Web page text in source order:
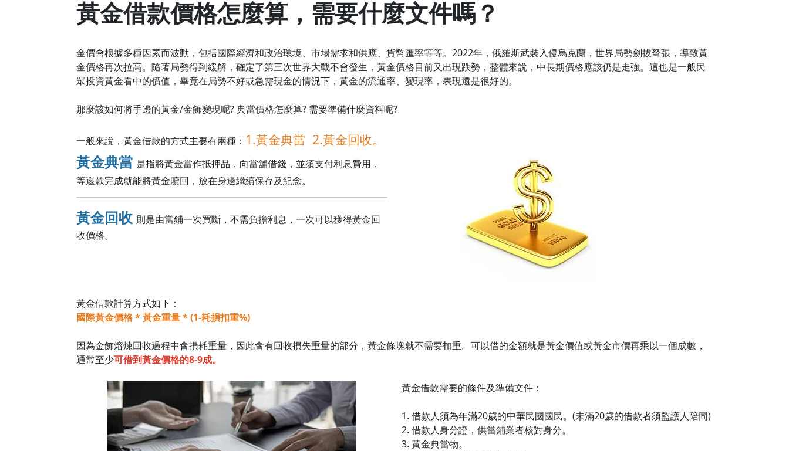
黃金借款價格怎麼算，需要什麼文件嗎？
金價會根據多種因素而波動，包括國際經濟和政治環境、市場需求和供應、貨幣匯率等等。2022年，俄羅斯武裝入侵烏克蘭，世界局勢劍拔弩張，導致黃
金價格再次拉高。隨著局勢得到緩解，確定了第三次世界大戰不會發生，黃金價格目前又出現跌勢，整體來說，中長期價格應該仍是走強。這也是一般民
眾投資黃金看中的價值，畢竟在局勢不好或急需現金的情況下，黃金的流通率、變現率，表現還是很好的。
那麼該如何將手邊的黃金/金飾變現呢? 典當價格怎麼算? 需要準備什麼資料呢?
一般來說，黃金借款的方式主要有兩種： 1.黃金典當 2.黃金回收。
黃金典當 是指將黃金當作抵押品，向當舖借錢，並須支付利息費用，
等還款完成就能將黃金贖回，放在身邊繼續保存及紀念。
黃金回收 則是由當鋪一次買斷，不需負擔利息，一次可以獲得黃金回
收價格。
黃金借款計算方式如下：
國際黃金價格 * 黃金重量 * (1-耗損扣重%)
因為金飾熔煉回收過程中會損耗重量，因此會有回收損失重量的部分，黃金條塊就不需要扣重。可以借的金額就是黃金價值或黃金市價再乘以一個成數，
通常至少可借到黃金價格的8-9成。
黃金借款需要的條件及準備文件：
1. 借款人須為年滿20歲的中華民國國民。(未滿20歲的借款者須監護人陪同)
2. 借款人身分證，供當鋪業者核對身分。
3. 黃金典當物。